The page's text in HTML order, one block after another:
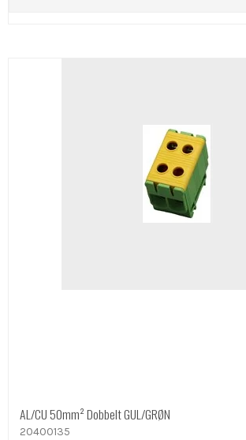
AL/CU 50mm² Dobbelt GUL/GRØN
20400135